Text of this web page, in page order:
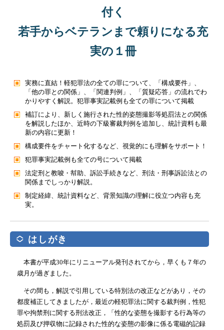
付く
若手からベテランまで頼りになる充
実の１冊
実務に直結！軽犯罪法の全ての罪について、「構成要件」、
「他の罪との関係」、「関連判例」、「質疑応答」の流れでわ
かりやすく解説。犯罪事実記載例も全ての罪について掲載
補訂により、新しく施行された性的姿態撮影等処罰法との関係
を解説したほか、近時の下級審裁判例を追加し、統計資料も最
新の内容に更新！
構成要件をチャート化するなど、視覚的にも理解をサポート！
犯罪事実記載例も全ての号について掲載
法定刑と教唆・幇助、訴訟手続きなど、刑法・刑事訴訟法との
関係までしっかり解説。
制定経緯、統計資料など、背景知識の理解に役立つ内容も充
実。
はしがき
本書が平成30年にリニューアル発刊されてから，早くも７年の
歳月が過ぎました。
その間も，解説で引用している特別法の改正などがあり，その
都度補正してきましたが，最近の軽犯罪法に関する裁判例，性犯
罪や拘禁刑に関する刑法改正，「性的な姿態を撮影する行為等の
処罰及び押収物に記録された性的な姿態の影像に係る電磁的記録